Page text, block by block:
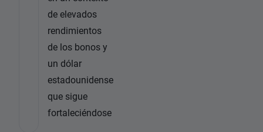
de elevados
rendimientos
de los bonos y
un dólar
estadounidense
que sigue
fortaleciéndose